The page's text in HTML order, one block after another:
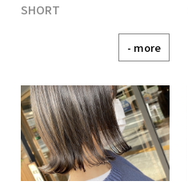
SHORT
- more